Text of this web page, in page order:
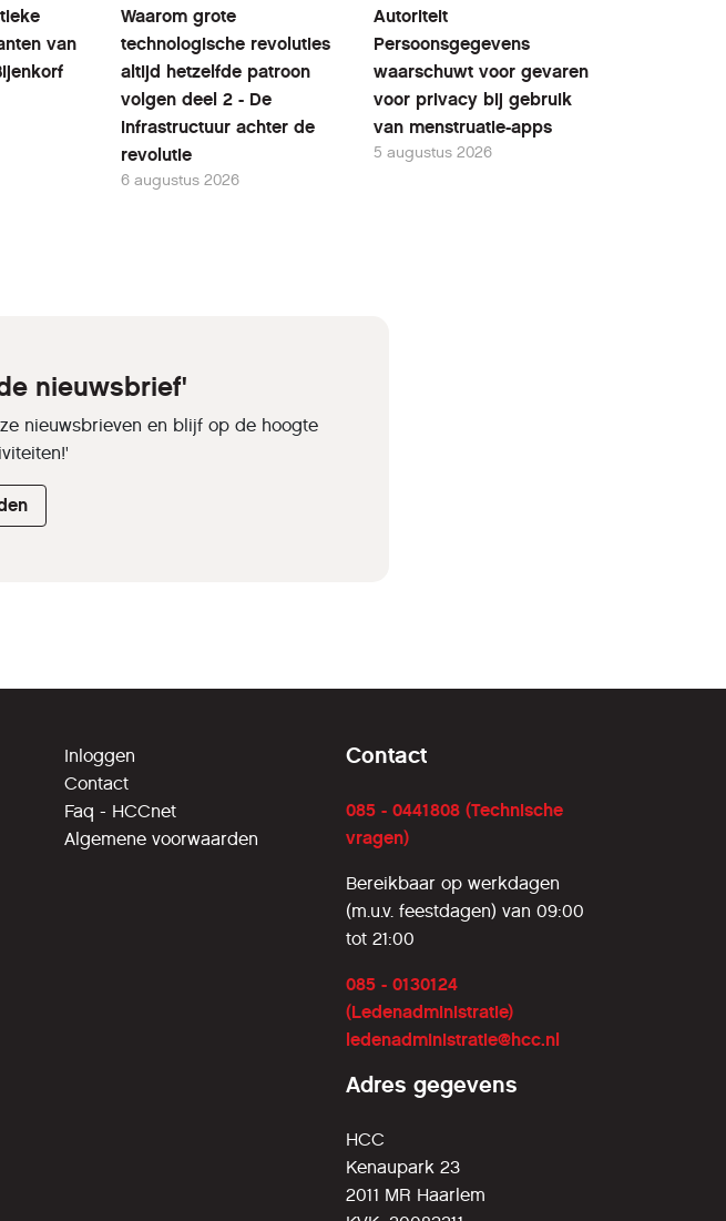
van
Waarom grote
technologische revoluties
altijd hetzelfde patroon
volgen deel 2 - De
infrastructuur achter de
revolutie
6 augustus 2026
Autoriteit
Persoonsgegevens
waarschuwt voor gevaren
voor privacy bij gebruik
van menstruatie-apps
5 augustus 2026
nieuwsbrief'
nieuwsbrieven en blijf op de hoogte
Inloggen
Contact
Faq - HCCnet
Algemene voorwaarden
Contact
085 - 0441808 (Technische
vragen)
Bereikbaar op werkdagen
(m.u.v. feestdagen) van 09:00
tot 21:00
085 - 0130124
(Ledenadministratie)
ledenadministratie@hcc.nl
Adres gegevens
HCC
Kenaupark 23
2011 MR Haarlem